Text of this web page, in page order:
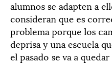
alumnos se adapten a
consideran que es
problema porque los
deprisa y una escuela
el pasado se va a quedar